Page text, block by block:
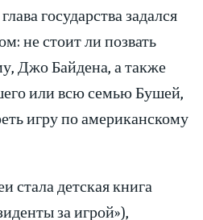
государства задался
не стоит ли позвать
Джо Байдена, а также
или всю семью Бушей,
игру по американскому
стала детская книга
за игрой»),